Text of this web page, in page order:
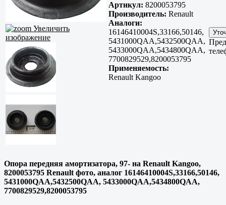
Увеличить
изображение
Артикул: 8200053795
Производитель: Renault
Аналоги:
16146410004S,33166,50146,
5431000QAA,5432500QAA,
5433000QAA,5434800QAA,
7700829529,8200053795
Применяемость:
Renault Kangoo
Опора передняя амортизатора, 97- на Renault Kangoo,
8200053795 Renault фото, аналог 16146410004S,33166,50146,
5431000QAA,5432500QAA, 5433000QAA,5434800QAA,
7700829529,8200053795